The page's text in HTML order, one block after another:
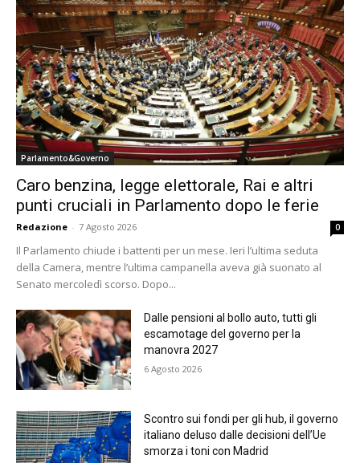
Parlamento&Governo
Caro benzina, legge elettorale, Rai e altri
punti cruciali in Parlamento dopo le ferie
Redazione - 7 Agosto 2026 0
Il Parlamento chiude i battenti per un mese. Ieri l’ultima seduta
della Camera, mentre l’ultima campanella aveva già suonato al
Senato mercoledì scorso. Dopo...
Dalle pensioni al bollo auto, tutti gli
escamotage del governo per la
manovra 2027
6 Agosto 2026
Scontro sui fondi per gli hub, il governo
italiano deluso dalle decisioni dell’Ue
smorza i toni con Madrid